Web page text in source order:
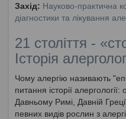
Захід: Науково-практична
діагностики та лікування
21 століття -
Історія
Чому алергію називають
питання історії
Давньому Римі, Давній
певних видів рослин з